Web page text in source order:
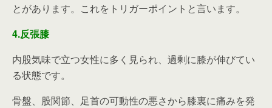
とがあります。これをトリガーポイントと言います。
4.反張膝
内股気味で立つ女性に多く見られ、過剰に膝が伸びてい
る状態です。
骨盤、股関節、足首の可動性の悪さから膝裏に痛みを発